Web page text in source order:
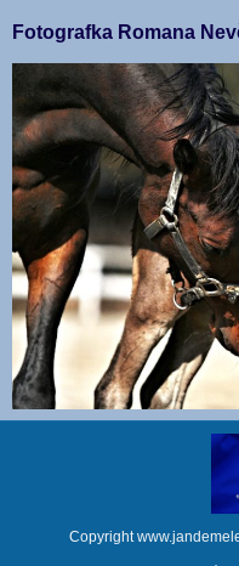
Fotografka Romana
Copyright